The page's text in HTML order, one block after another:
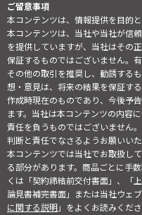
ご留意事項
本コンテンツは、情報提供を目的と
本コンテンツは、当社や当社が信
を提供していますが、当社はその
保証するものではございません。
その他の取引を推奨し、勧誘する
想・意見は、将来の結果を保証す
作成時現在のものであり、今後予
ます。当社は本コンテンツの内容
責任を負うものではございません
判断と責任でなさるようお願いいた
本コンテンツでは当社でお取扱し
る部分があります。商品ごとに手
くは「契約締結前交付書面」、「
論見書補完書面」または当社ウェ
に関する説明」をよくお読みくださ